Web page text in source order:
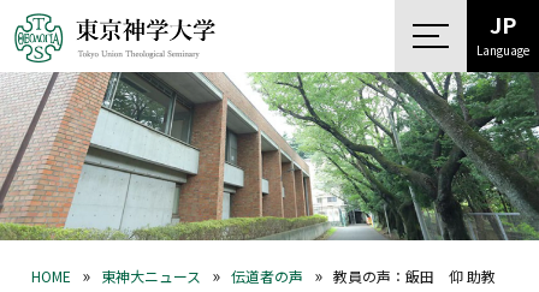
JP
Language
HOME » 東神大ニュース » 伝道者の声 » 教員の声：飯田 仰 助教